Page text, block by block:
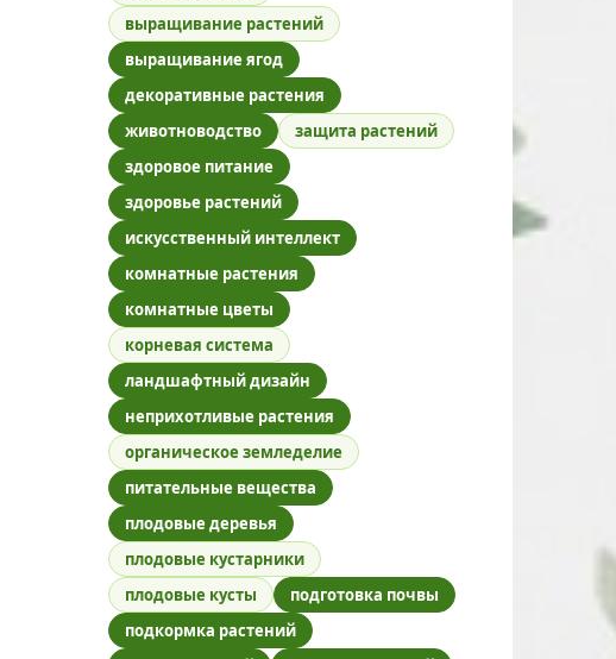
выращивание растений
выращивание ягод
декоративные растения
животноводство
защита растений
здоровое питание
здоровье растений
искусственный интеллект
комнатные растения
комнатные цветы
корневая система
ландшафтный дизайн
неприхотливые растения
органическое земледелие
питательные вещества
плодовые деревья
плодовые кустарники
плодовые кусты
подготовка почвы
подкормка растений